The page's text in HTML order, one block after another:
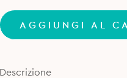
AGGIUNGI AL
Descrizione